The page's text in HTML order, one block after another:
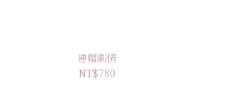
連帽劇情
NT$780